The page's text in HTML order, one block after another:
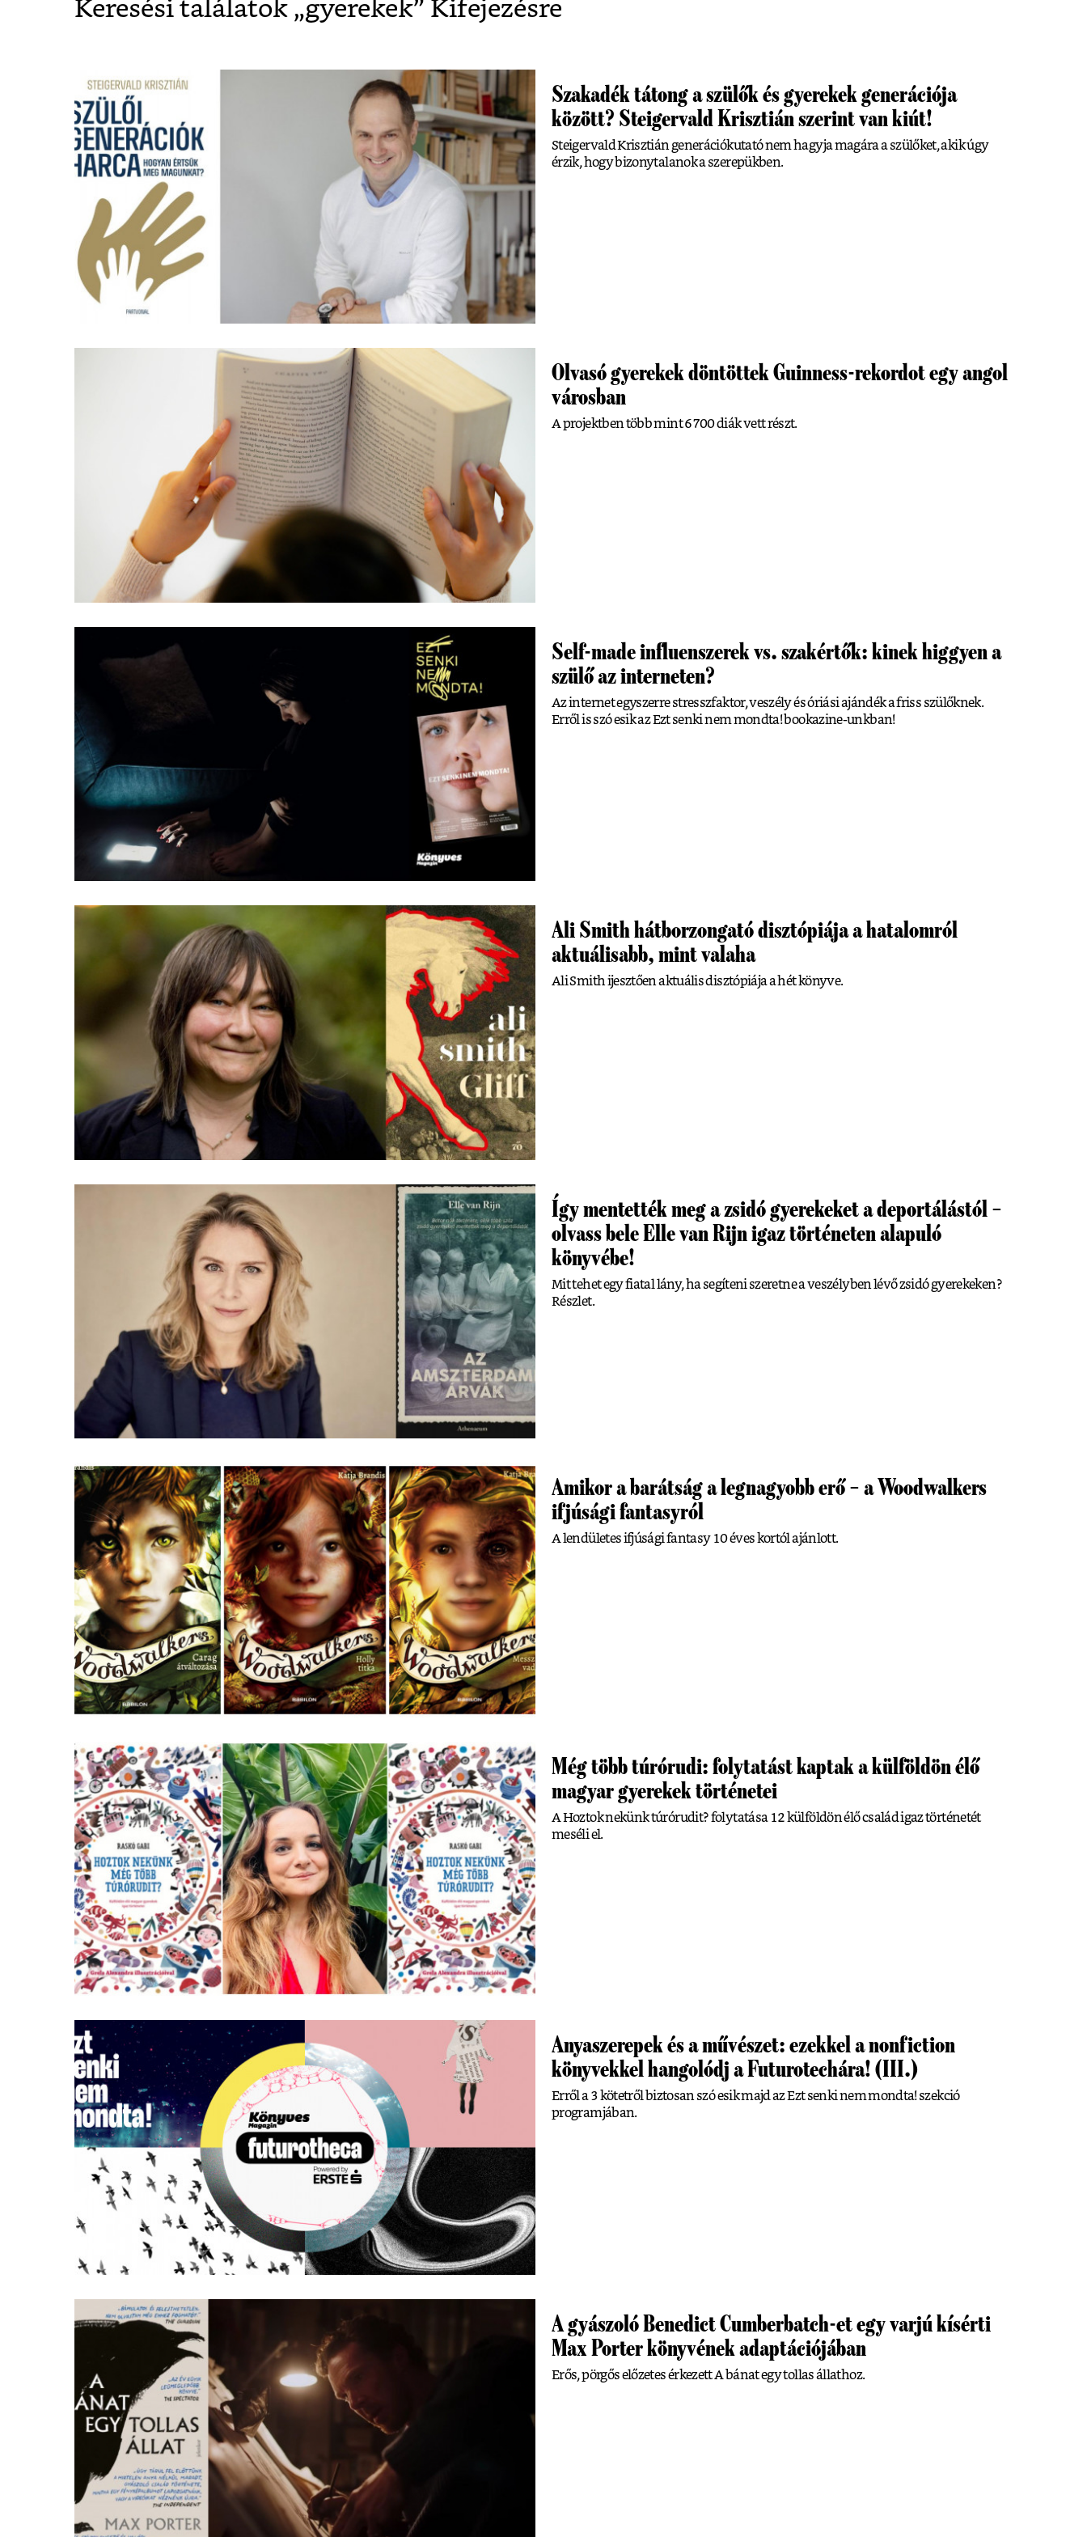
Keresési találatok „gyerekek” Kifejezésre
Szakadék tátong a szülők és gyerekek generációja
között? Steigervald Krisztián szerint van kiút!
Steigervald Krisztián generációkutató nem hagyja magára a szülőket, akik úgy
érzik, hogy bizonytalanok a szerepükben.
Olvasó gyerekek döntöttek Guinness-rekordot egy angol
városban
A projektben több mint 6700 diák vett részt.
Self-made influenszerek vs. szakértők: kinek higgyen a
szülő az interneten?
Az internet egyszerre stresszfaktor, veszély és óriási ajándék a friss szülőknek.
Erről is szó esik az Ezt senki nem mondta! bookazine-unkban!
Ali Smith hátborzongató disztópiája a hatalomról
aktuálisabb, mint valaha
Ali Smith ijesztően aktuális disztópiája a hét könyve.
Így mentették meg a zsidó gyerekeket a deportálástól –
olvass bele Elle van Rijn igaz történeten alapuló
könyvébe!
Mit tehet egy fiatal lány, ha segíteni szeretne a veszélyben lévő zsidó gyerekeken?
Részlet.
Amikor a barátság a legnagyobb erő – a Woodwalkers
ifjúsági fantasyról
A lendületes ifjúsági fantasy 10 éves kortól ajánlott.
Még több túrórudi: folytatást kaptak a külföldön élő
magyar gyerekek történetei
A Hoztok nekünk túrórudit? folytatása 12 külföldön élő család igaz történetét
meséli el.
Anyaszerepek és a művészet: ezekkel a nonfiction
könyvekkel hangolódj a Futurotechára! (III.)
Erről a 3 kötetről biztosan szó esik majd az Ezt senki nem mondta! szekció
programjában.
A gyászoló Benedict Cumberbatch-et egy varjú kísérti
Max Porter könyvének adaptációjában
Erős, pörgős előzetes érkezett A bánat egy tollas állathoz.